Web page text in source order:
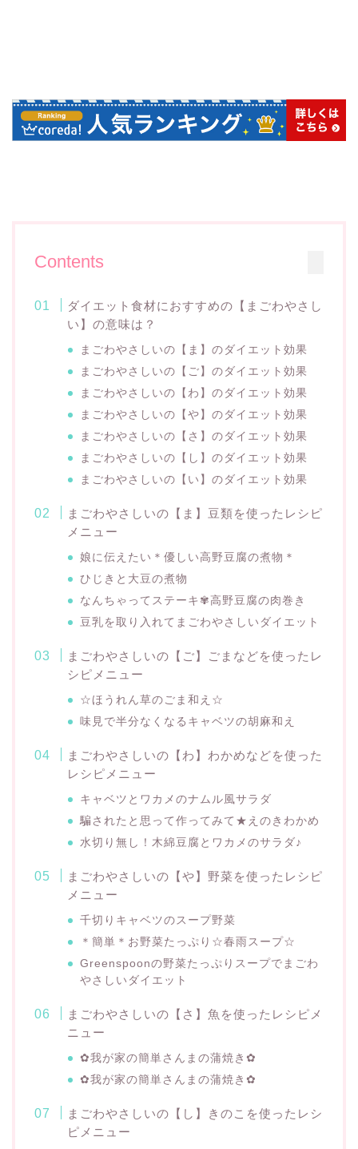
Contents
ダイエット食材におすすめの【まごわやさし
い】の意味は？
まごわやさしいの【ま】のダイエット効果
まごわやさしいの【ご】のダイエット効果
まごわやさしいの【わ】のダイエット効果
まごわやさしいの【や】のダイエット効果
まごわやさしいの【さ】のダイエット効果
まごわやさしいの【し】のダイエット効果
まごわやさしいの【い】のダイエット効果
まごわやさしいの【ま】豆類を使ったレシピ
メニュー
娘に伝えたい＊優しい高野豆腐の煮物＊
ひじきと大豆の煮物
なんちゃってステーキ✾高野豆腐の肉巻き
豆乳を取り入れてまごわやさしいダイエット
まごわやさしいの【ご】ごまなどを使ったレ
シピメニュー
☆ほうれん草のごま和え☆
味見で半分なくなるキャベツの胡麻和え
まごわやさしいの【わ】わかめなどを使った
レシピメニュー
キャベツとワカメのナムル風サラダ
騙されたと思って作ってみて★えのきわかめ
水切り無し！木綿豆腐とワカメのサラダ♪
まごわやさしいの【や】野菜を使ったレシピ
メニュー
千切りキャベツのスープ野菜
＊簡単＊お野菜たっぷり☆春雨スープ☆
Greenspoonの野菜たっぷりスープでまごわ
やさしいダイエット
まごわやさしいの【さ】魚を使ったレシピメ
ニュー
✿我が家の簡単さんまの蒲焼き✿
✿我が家の簡単さんまの蒲焼き✿
まごわやさしいの【し】きのこを使ったレシ
ピメニュー